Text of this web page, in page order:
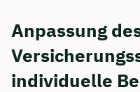
Anpassung
individuelle